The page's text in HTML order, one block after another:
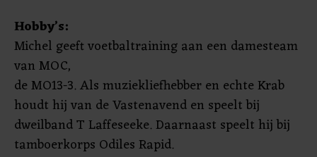
Hobby’s:
Michel geeft voetbaltraining aan een damesteam
van MOC,
de MO13-3. Als muziekliefhebber en echte Krab
houdt hij van de Vastenavend en speelt bij
dweilband T Laffeseeke. Daarnaast speelt hij bij
tamboerkorps Odiles Rapid.